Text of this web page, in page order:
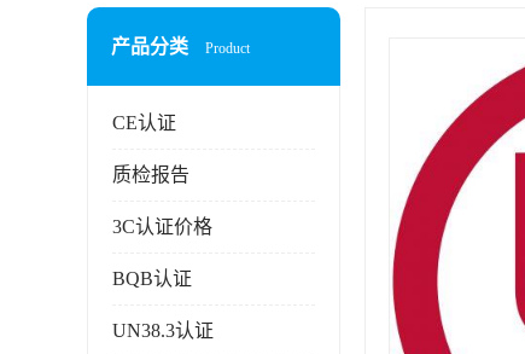
产品分类 Product
CE认证
质检报告
3C认证价格
BQB认证
UN38.3认证